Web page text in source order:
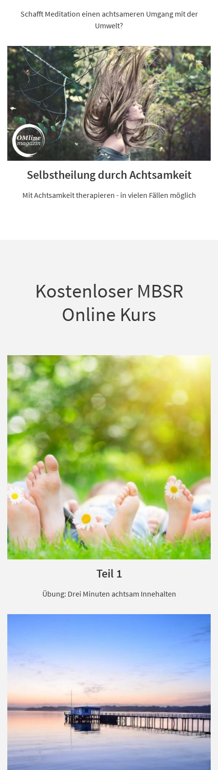
Schafft Meditation einen achtsameren Umgang mit der
Umwelt?
Selbstheilung durch Achtsamkeit
Mit Achtsamkeit therapieren - in vielen Fällen möglich
Kostenloser MBSR
Online Kurs
Teil 1
Übung: Drei Minuten achtsam Innehalten